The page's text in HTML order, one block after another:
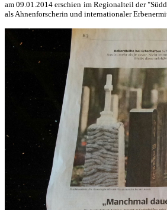
am 09.01.2014 erschien im Regionalteil der
als Ahnenforscherin und internationaler